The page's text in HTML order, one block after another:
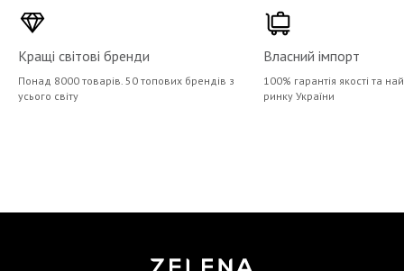
Кращі світові бренди
Понад 8000 товарів. 50 топових брендів з
усього світу
Власний імпорт
100% гарантія якості та
ринку України